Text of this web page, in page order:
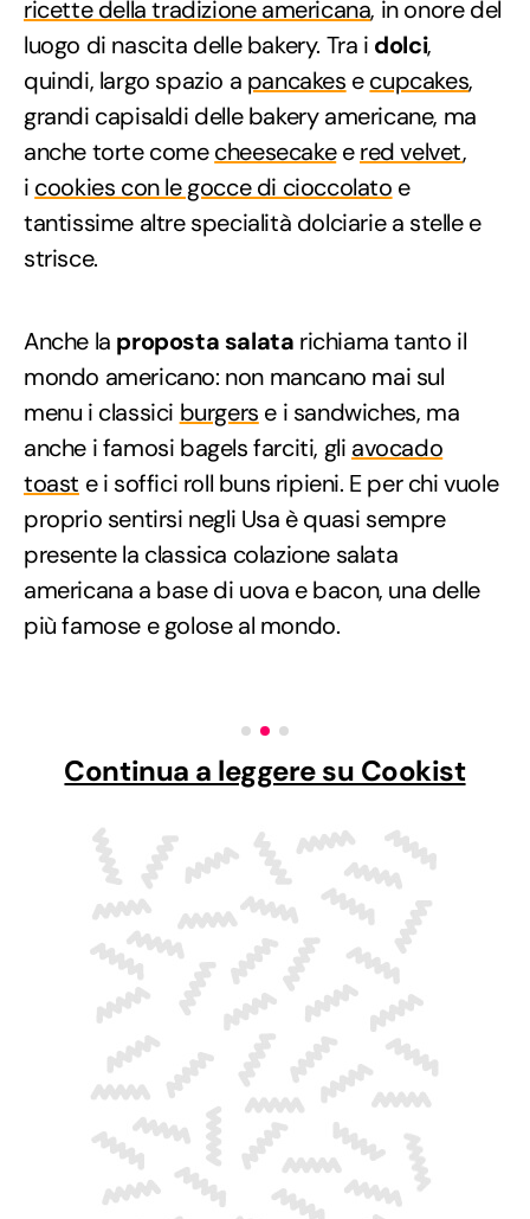
ricette della tradizione americana, in onore del
luogo di nascita delle bakery. Tra i dolci,
quindi, largo spazio a pancakes ecupcakes,
grandi capisaldi delle bakery americane, ma
anche torte comecheesecakeered velvet,
i cookies con le gocce di cioccolato e
tantissime altre specialità dolciarie a stelle e
strisce.
Anche la proposta salata richiama tanto il
mondo americano: non mancano mai sul
menu i classici burgers e i sandwiches, ma
anche i famosi bagels farciti, gli avocado
toast e i soffici roll buns ripieni. E per chi vuole
proprio sentirsi negli Usa è quasi sempre
presente la classica colazione salata
americana a base di uova e bacon, una delle
più famose e golose al mondo.
Continua a leggere su Cookist